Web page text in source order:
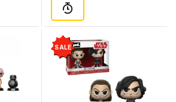
SALE